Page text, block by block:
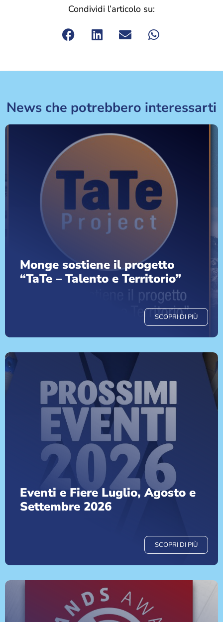
Condividi l’articolo su:
News che potrebbero interessarti
Monge sostiene il progetto
“TaTe – Talento e Territorio”
SCOPRI DI PIÙ
Eventi e Fiere Luglio, Agosto e
Settembre 2026
SCOPRI DI PIÙ